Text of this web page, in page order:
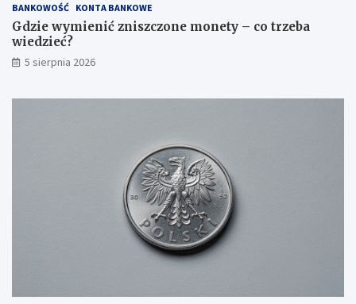
BANKOWOŚĆ KONTA BANKOWE
Gdzie wymienić zniszczone monety – co trzeba
wiedzieć?
5 sierpnia 2026